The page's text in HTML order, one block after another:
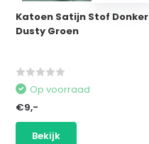
Katoen Satijn Stof Donker
Dusty Groen
Op voorraad
€9,-
Bekijk